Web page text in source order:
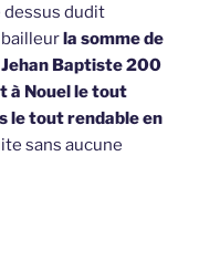
dessus dudit
bailleurla somme de
Baptiste 200
à Nouel le tout
le tout rendable en
sans aucune